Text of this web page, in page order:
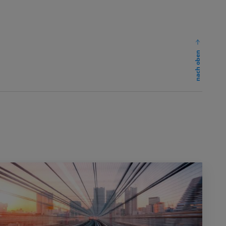
nach oben